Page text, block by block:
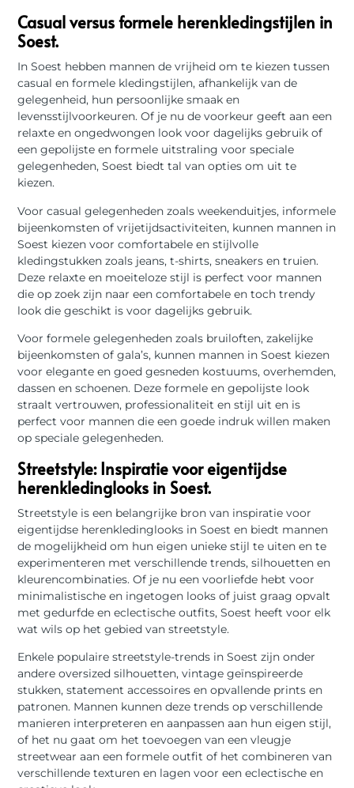
Casual versus formele herenkledingstijlen in
Soest.
In Soest hebben mannen de vrijheid om te kiezen tussen
casual en formele kledingstijlen, afhankelijk van de
gelegenheid, hun persoonlijke smaak en
levensstijlvoorkeuren. Of je nu de voorkeur geeft aan een
relaxte en ongedwongen look voor dagelijks gebruik of
een gepolijste en formele uitstraling voor speciale
gelegenheden, Soest biedt tal van opties om uit te
kiezen.
Voor casual gelegenheden zoals weekenduitjes, informele
bijeenkomsten of vrijetijdsactiviteiten, kunnen mannen in
Soest kiezen voor comfortabele en stijlvolle
kledingstukken zoals jeans, t-shirts, sneakers en truien.
Deze relaxte en moeiteloze stijl is perfect voor mannen
die op zoek zijn naar een comfortabele en toch trendy
look die geschikt is voor dagelijks gebruik.
Voor formele gelegenheden zoals bruiloften, zakelijke
bijeenkomsten of gala’s, kunnen mannen in Soest kiezen
voor elegante en goed gesneden kostuums, overhemden,
dassen en schoenen. Deze formele en gepolijste look
straalt vertrouwen, professionaliteit en stijl uit en is
perfect voor mannen die een goede indruk willen maken
op speciale gelegenheden.
Streetstyle: Inspiratie voor eigentijdse
herenkledinglooks in Soest.
Streetstyle is een belangrijke bron van inspiratie voor
eigentijdse herenkledinglooks in Soest en biedt mannen
de mogelijkheid om hun eigen unieke stijl te uiten en te
experimenteren met verschillende trends, silhouetten en
kleurencombinaties. Of je nu een voorliefde hebt voor
minimalistische en ingetogen looks of juist graag opvalt
met gedurfde en eclectische outfits, Soest heeft voor elk
wat wils op het gebied van streetstyle.
Enkele populaire streetstyle-trends in Soest zijn onder
andere oversized silhouetten, vintage geïnspireerde
stukken, statement accessoires en opvallende prints en
patronen. Mannen kunnen deze trends op verschillende
manieren interpreteren en aanpassen aan hun eigen stijl,
of het nu gaat om het toevoegen van een vleugje
streetwear aan een formele outfit of het combineren van
verschillende texturen en lagen voor een eclectische en